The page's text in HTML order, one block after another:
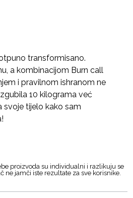
transformisano.
a kombinacijom Burn call
i pravilnom ishranom ne
10 kilograma već
svoje tijelo kako sam
proizvoda su individualni i razlikuju se
ne jamči iste rezultate za sve korisnike.